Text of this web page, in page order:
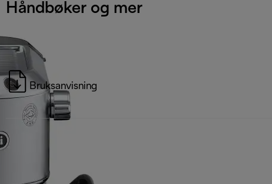
Håndbøker og mer
Bruksanvisning